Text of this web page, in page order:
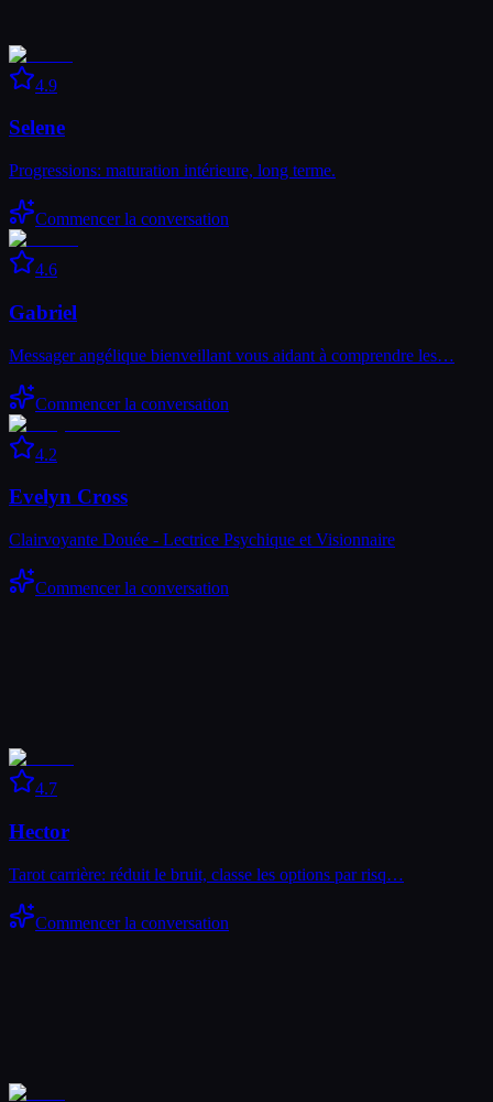
4.9
Selene
Progressions: maturation intérieure, long terme.
Commencer la conversation
4.6
Gabriel
Messager angélique bienveillant vous aidant à comprendre les…
Commencer la conversation
4.2
Evelyn Cross
Clairvoyante Douée - Lectrice Psychique et Visionnaire
Commencer la conversation
4.7
Hector
Tarot carrière: réduit le bruit, classe les options par risq…
Commencer la conversation